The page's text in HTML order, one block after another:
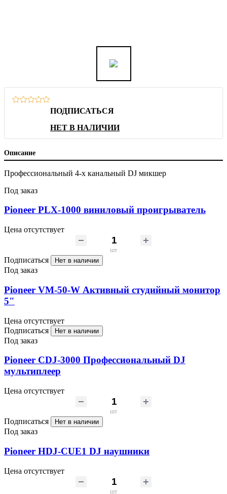
ПОДПИСАТЬСЯ
НЕТ В НАЛИЧИИ
Описание
Профессиональный 4-х канальный DJ микшер
Под заказ
Pioneer PLX-1000 виниловый проигрыватель
Цена отсутствует
шт
Подписаться Нет в наличии
Под заказ
Pioneer VM-50-W Активный студийный монитор
5"
Цена отсутствует
Подписаться
Нет в наличии
Под заказ
Pioneer CDJ-3000 Профессиональный DJ
мультиплеер
Цена отсутствует
шт
Подписаться Нет в наличии
Под заказ
Pioneer HDJ-CUE1 DJ наушники
Цена отсутствует
шт